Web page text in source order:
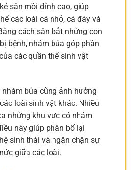
săn mồi đỉnh cao, giúp
các loài cá nhỏ, cá đáy và
cách săn bắt những con
bệnh, nhám búa góp phần
các quần thể sinh vật
nhám búa cũng ảnh hưởng
loài sinh vật khác. Nhiều
những khu vực có nhám
này giúp phân bố lại
sinh thái và ngăn chặn sự
giữa các loài.